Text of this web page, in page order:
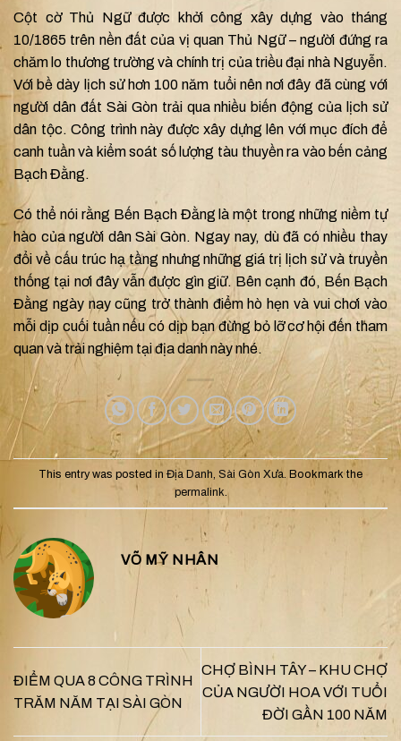
Cột cờ Thủ Ngữ được khởi công xây dựng vào tháng
10/1865 trên nền đất của vị quan Thủ Ngữ – người đứng ra
chăm lo thương trường và chính trị của triều đại nhà Nguyễn.
Với bề dày lịch sử hơn 100 năm tuổi nên nơi đây đã cùng với
người dân đất Sài Gòn trải qua nhiều biến động của lịch sử
dân tộc. Công trình này được xây dựng lên với mục đích để
canh tuần và kiểm soát số lượng tàu thuyền ra vào bến cảng
Bạch Đằng.
Có thể nói rằng Bến Bạch Đằng là một trong những niềm tự
hào của người dân Sài Gòn. Ngay nay, dù đã có nhiều thay
đổi về cấu trúc hạ tầng nhưng những giá trị lịch sử và truyền
thống tại nơi đây vẫn được gìn giữ. Bên cạnh đó, Bến Bạch
Đằng ngày nay cũng trở thành điểm hò hẹn và vui chơi vào
mỗi dịp cuối tuần nếu có dịp bạn đừng bỏ lỡ cơ hội đến tham
quan và trải nghiệm tại địa danh nàynhé.
This entry was posted in Địa Danh Sài Gòn Xưa . Bookmark the
permalink
VÕ MỸ NHÂN
ĐIỂM QUA 8 CÔNG TRÌNH
TRĂM NĂM TẠI SÀI GÒN
CHỢ BÌNH TÂY – KHU CHỢ
CỦA NGƯỜI HOA VỚI TUỔI
ĐỜI GẦN 100 NĂM